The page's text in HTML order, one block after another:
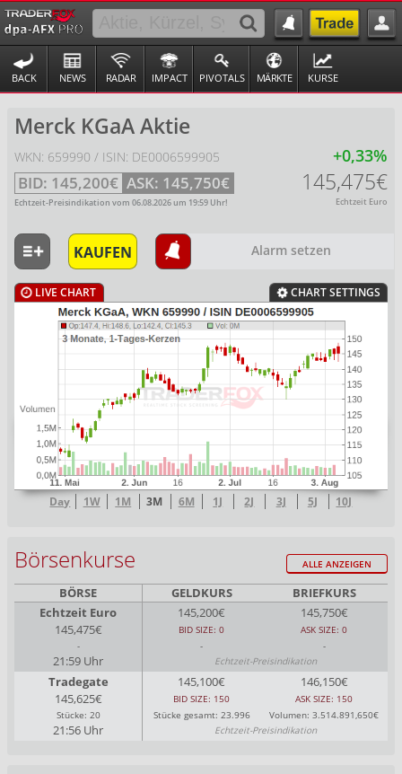
BACK NEWS RADAR IMPACT PIVOTALS MÄRKTE KURSE
Merck KGaA Aktie
WKN: 659990 / ISIN: DE0006599905
BID: 145,200€ ASK: 145,750€
Echtzeit-Preisindikation vom 06.08.2026um 19:59 Uhr!
+0,33%
145,475€
Echtzeit Euro
KAUFEN Alarm setzen
LIVE CHART CHART SETTINGS
Day 1W 1M 3M 6M 1J 2J 3J 5J 10J
Börsenkurse ALLE ANZEIGEN
BÖRSE GELDKURS
BRIEFKURS
Echtzeit Euro
145,200€
145,750€
145,475€
BID SIZE: 0
ASK SIZE: 0
-
- -
21:59 Uhr Echtzeit-Preisindikation
Tradegate 145,100€
146,150€
145,625€
BID SIZE: 150
ASK SIZE: 150
Stücke: 20
Stücke gesamt: 23.996 Volumen: 3.514.891,650€
21:56 Uhr Echtzeit-Preisindikation